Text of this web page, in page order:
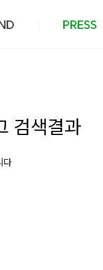
PRESS
검색결과
다